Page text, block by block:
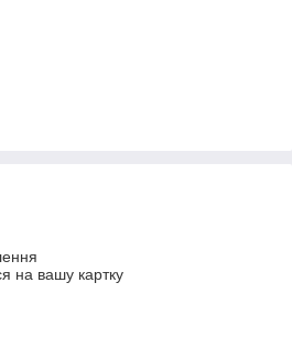
на вашу картку